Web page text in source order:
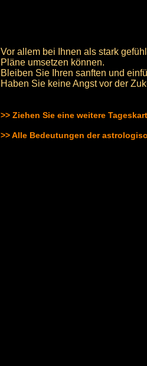
Vor allem bei Ihnen als stark
Pläne umsetzen können.
Bleiben Sie Ihren sanften und
Haben Sie keine Angst vor der
>> Ziehen Sie eine weitere
>> Alle Bedeutungen der